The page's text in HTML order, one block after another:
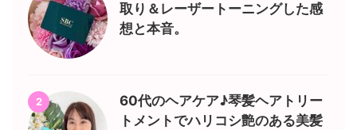
取り＆レーザートーニングした感
想と本音。
2
60代のヘアケア♪琴髪ヘアトリー
トメントでハリコシ艶のある美髪